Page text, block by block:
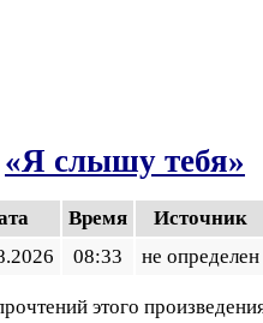
«Я слышу тебя»
Время
Источник
08:33 не определен
этого